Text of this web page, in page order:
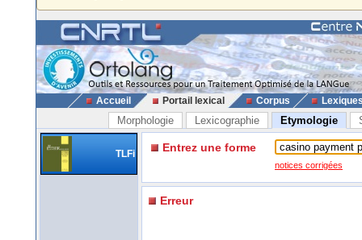
Accueil Portail lexical Corpus
Morphologie Lexicographie Etymologie
TLFi Entrez une forme
notices corrigées
Erreur